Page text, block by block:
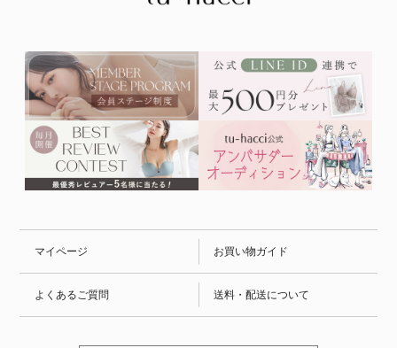
マイページ お買い物ガイド
よくあるご質問 送料・配送について